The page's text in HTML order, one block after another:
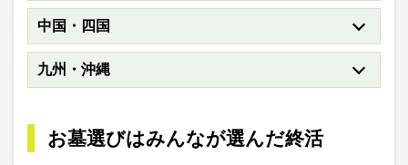
中国・四国
九州・沖縄
お墓選びはみんなが選んだ終活